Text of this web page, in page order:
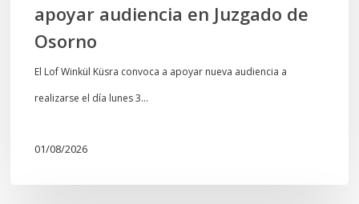
apoyar audiencia en Juzgado de
Osorno
El Lof Winkül Küsra convoca a apoyar nueva audiencia a
realizarse el día lunes 3…
01/08/2026